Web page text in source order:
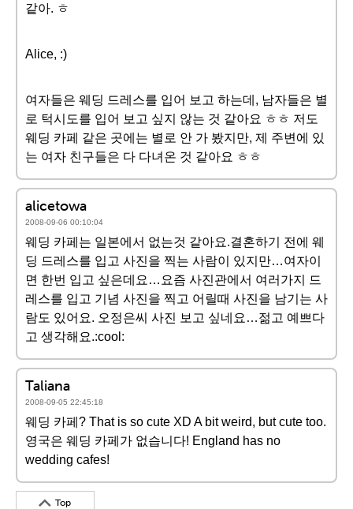
같아. ㅎ
Alice, :)
여자들은 웨딩 드레스를 입어 보고 하는데, 남자들은 별
로 턱시도를 입어 보고 싶지 않는 것 같아요 ㅎㅎ 저도
웨딩 카페 같은 곳에는 별로 안 가 봤지만, 제 주변에 있
는 여자 친구들은 다 다녀온 것 같아요 ㅎㅎ
alicetowa
2008-09-06 00:10:04
웨딩 카페는 일본에서 없는것 같아요.결혼하기 전에 웨
딩 드레스를 입고 사진을 찍는 사람이 있지만…여자이
면 한번 입고 싶은데요…요즘 사진관에서 여러가지 드
레스를 입고 기념 사진을 찍고 어릴때 사진을 남기는 사
람도 있어요. 오정은씨 사진 보고 싶네요…젊고 예쁘다
고 생각해요.:cool:
Taliana
2008-09-05 22:45:18
웨딩 카페? That is so cute XD A bit weird, but cute too.
영국은 웨딩 카페가 없습니다! England has no
wedding cafes!
Top